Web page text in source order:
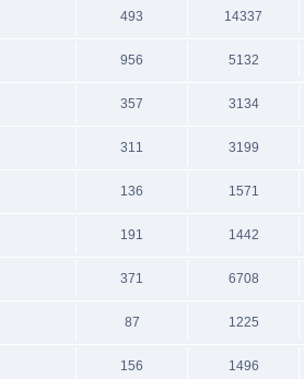
493 14337
956 5132
357 3134
311 3199
136 1571
191 1442
371 6708
87 1225
156 1496